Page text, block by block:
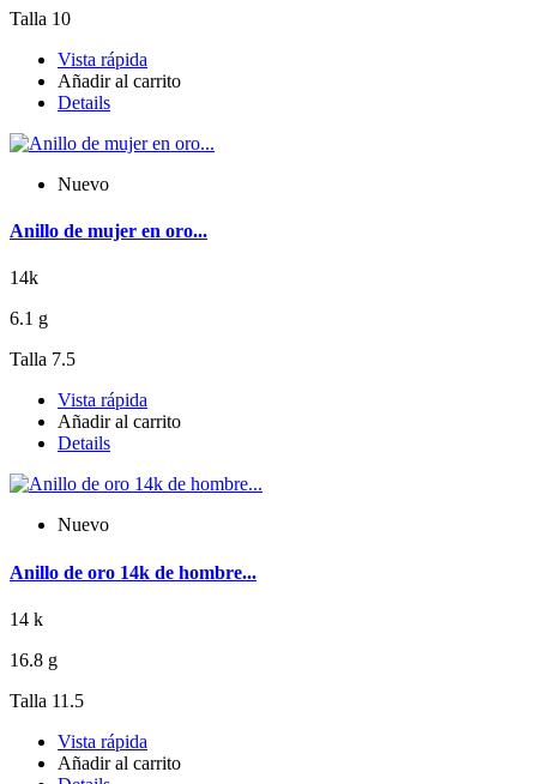
Talla 10
Vista rápida
Añadir al carrito
Details
Nuevo
Anillo de mujer en oro...
14k
6.1 g
Talla 7.5
Vista rápida
Añadir al carrito
Details
Nuevo
Anillo de oro 14k de hombre...
14 k
16.8 g
Talla 11.5
Vista rápida
Añadir al carrito